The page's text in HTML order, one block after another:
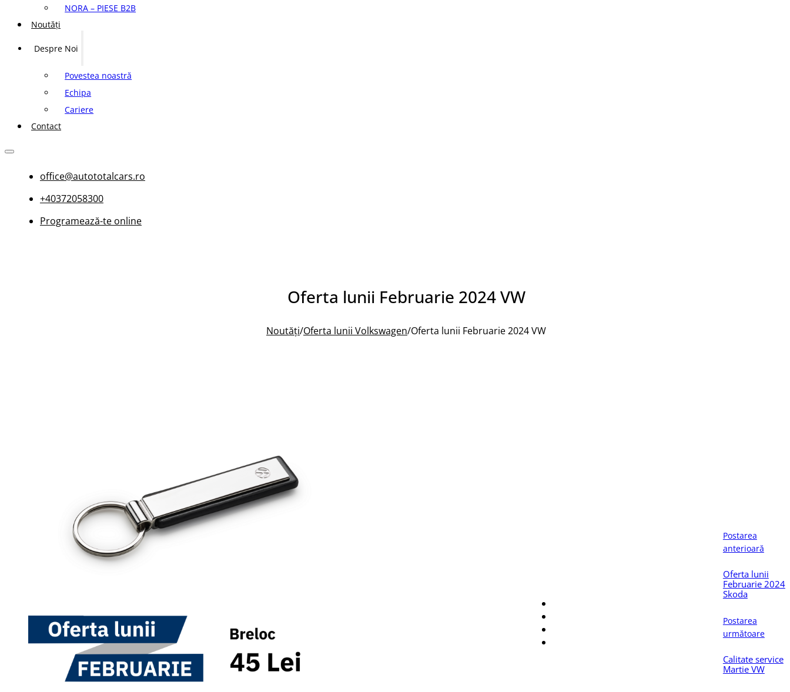
NORA – PIESE B2B
Noutăți
Despre Noi
Povestea noastră
Echipa
Cariere
Contact
office@autototalcars.ro
+40372058300
Programează-te online
Oferta lunii Februarie 2024 VW
Noutăți/Oferta lunii Volkswagen/Oferta lunii Februarie 2024 VW
Postarea
anterioară
Oferta lunii
Februarie 2024
Skoda
Postarea
următoare
Calitate service
Martie VW